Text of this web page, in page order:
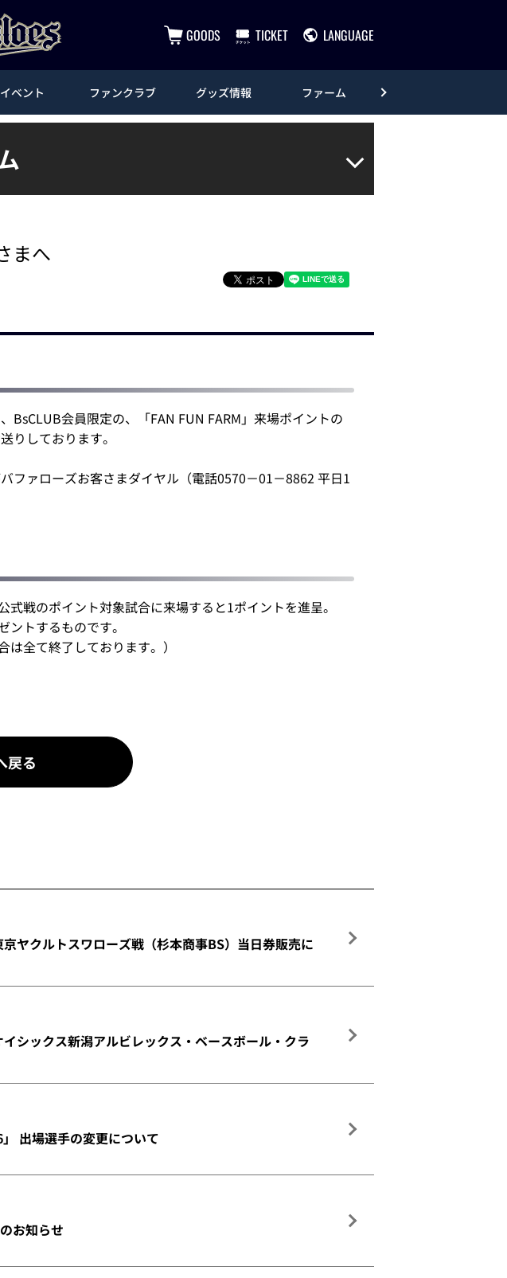
GOODS TICKET LANGUAGE
イベント ファンクラブ グッズ情報 ファーム
まへ
会員限定の、「FAN FUN FARM」来場ポイントの
りしております。
ファローズお客さまダイヤル（電話0570－01－8862 平日1
戦のポイント対象試合に来場すると1ポイントを進呈。
トするものです。
全て終了しております。）
戻る
ヤクルトスワローズ戦（杉本商事BS）当日券販売に
シックス新潟アルビレックス・ベースボール・クラ
出場選手の変更について
お知らせ